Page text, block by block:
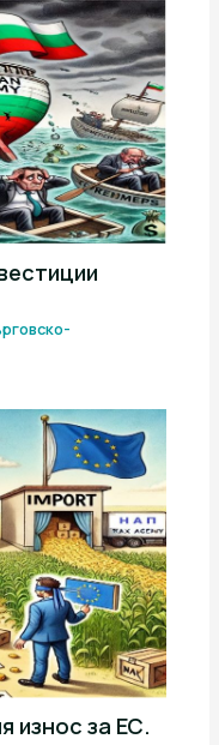
износ за ЕС.